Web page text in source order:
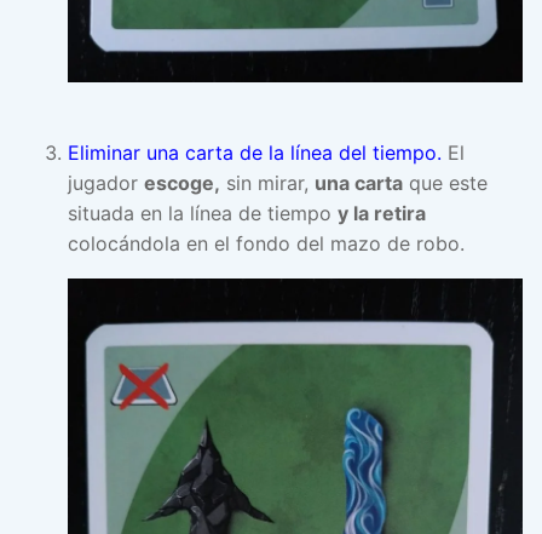
Eliminar una carta de la línea del tiempo. El
jugador escoge, sin mirar, una carta que este
situada en la línea de tiempo y la retira
colocándola en el fondo del mazo de robo.